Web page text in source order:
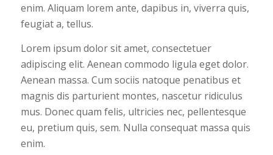
enim. Aliquam lorem ante, dapibus in, viverra quis,
feugiat a, tellus.
Lorem ipsum dolor sit amet, consectetuer
adipiscing elit. Aenean commodo ligula eget dolor.
Aenean massa. Cum sociis natoque penatibus et
magnis dis parturient montes, nascetur ridiculus
mus. Donec quam felis, ultricies nec, pellentesque
eu, pretium quis, sem. Nulla consequat massa quis
enim.